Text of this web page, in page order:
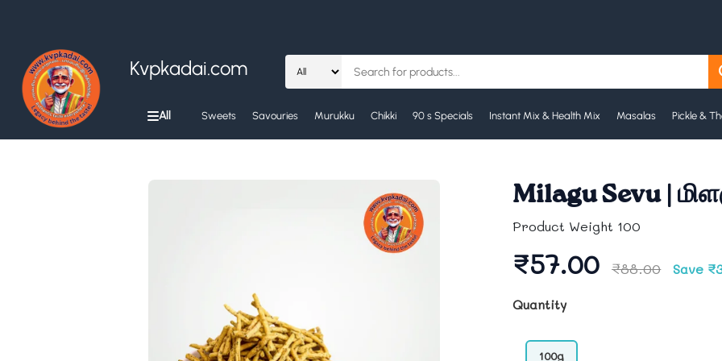
Kvpkadai.com
All Sweets Savouries Murukku Chikki 90 s Specials Instant Mix & Health Mix Masalas Pickle &
Milagu Sevu |
Product Weight 100
₹57.00 ₹88.00 Save
Quantity
100g